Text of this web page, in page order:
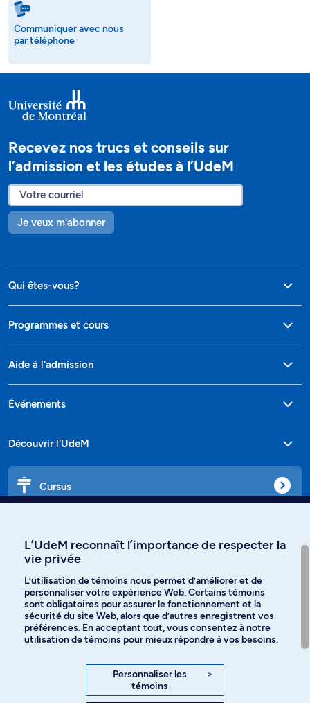
Communiquer avec nous
par téléphone
Recevez nos trucs et conseils sur
l’admission et les études à l’UdeM
Je veux m'abonner
Qui êtes-vous?
Programmes et cours
Aide à l'admission
Événements
Découvrir l'UdeM
Cursus
Langues
Facebook Instagram
YouTube
L’UdeM reconnaît l’importance de respecter la
vie privée
L’utilisation de témoins nous permet d’améliorer et de
personnaliser votre expérience Web. Certains témoins
sont obligatoires pour assurer le fonctionnement et la
sécurité du site Web, alors que d’autres enregistrent vos
préférences. En acceptant tout, vous consentez à notre
utilisation de témoins pour mieux répondre à vos besoins.
Personnaliser les
témoins
>